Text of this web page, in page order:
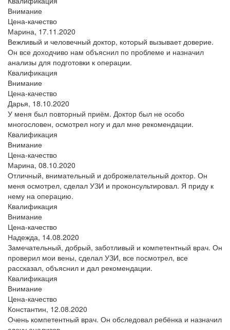
Внимание
Цена-качество
Марина, 17.11.2020
Вежливый и человечный доктор, который вызывает доверие.
Он все доходчиво нам объяснил по проблеме и назначил
анализы для подготовки к операции.
Квалификация
Внимание
Цена-качество
Дарья, 18.10.2020
У меня был повторный приём. Доктор был не особо
многословен, осмотрел ногу и дал мне рекомендации.
Квалификация
Внимание
Цена-качество
Марина, 08.10.2020
Отличный, внимательный и доброжелательный доктор. Он
меня осмотрел, сделал УЗИ и проконсультировал. Я приду к
нему на операцию.
Квалификация
Внимание
Цена-качество
Надежда, 14.08.2020
Замечательный, добрый, заботливый и компетентный врач. Он
проверил мои вены, сделал УЗИ, все посмотрел, все
рассказал, объяснил и дал рекомендации.
Квалификация
Внимание
Цена-качество
Константин, 12.08.2020
Очень компетентный врач. Он обследовал ребёнка и назначил